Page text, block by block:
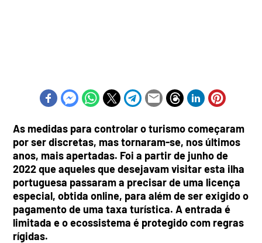
As medidas para controlar o turismo começaram
por ser discretas, mas tornaram-se, nos últimos
anos, mais apertadas. Foi a partir de junho de
2022 que aqueles que desejavam visitar esta ilha
portuguesa passaram a precisar de uma licença
especial, obtida online, para além de ser exigido o
pagamento de uma taxa turística. A entrada é
limitada e o ecossistema é protegido com regras
rígidas.